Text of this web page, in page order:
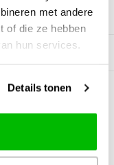
met andere
of die ze hebben
hun services.
Details tonen